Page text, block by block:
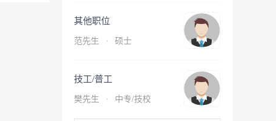
其他职位
范先生 · 硕士
技工/普工
樊先生 · 中专/技校